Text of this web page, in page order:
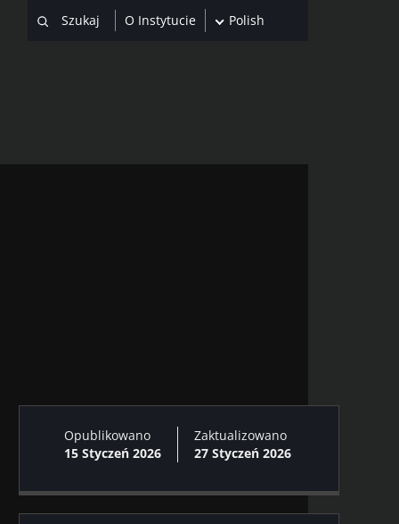
O Instytucie Polish
Opublikowano
15 Styczeń 2026
Zaktualizowano
27 Styczeń 2026